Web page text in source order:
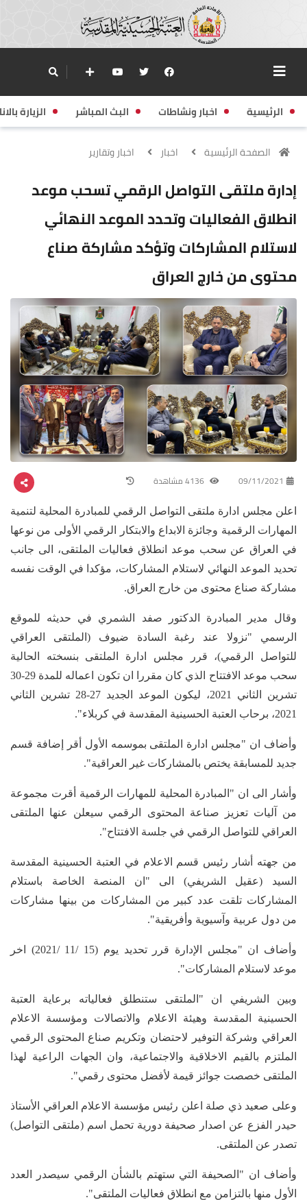
الرئيسية اخبار ونشاطات البث المباشر الزيارة
الصفحة الرئيسية اخبار اخبار وتقارير
إدارة ملتقى التواصل الرقمي تسحب موعد
انطلاق الفعاليات وتحدد الموعد النهائي
لاستلام المشاركات وتؤكد مشاركة صناع
محتوى من خارج العراق
09/11/2021
اعلن مجلس ادارة ملتقى التواصل الرقمي للمبادرة المحلية لتنمية
المهارات الرقمية وجائزة الابداع والابتكار الرقمي الأولى من نوعها
في العراق عن سحب موعد انطلاق فعاليات الملتقى، الى جانب
تحديد الموعد النهائي لاستلام المشاركات، مؤكدا في الوقت نفسه
مشاركة صناع محتوى من خارج العراق.
وقال مدير المبادرة الدكتور صفد الشمري في حديثه للموقع
الرسمي "نزولا عند رغبة السادة ضيوف (الملتقى العراقي
للتواصل الرقمي)، قرر مجلس ادارة الملتقى بنسخته الحالية
سحب موعد الافتتاح الذي كان مقررا ان تكون اعماله للمدة 29-30
تشرين الثاني 2021، ليكون الموعد الجديد 27-28 تشرين الثاني
2021، برحاب العتبة الحسينية المقدسة في كربلاء".
وأضاف ان "مجلس ادارة الملتقى بموسمه الأول أقر إضافة قسم
جديد للمسابقة يختص بالمشاركات غير العراقية".
وأشار الى ان "المبادرة المحلية للمهارات الرقمية أقرت مجموعة
من آليات تعزيز صناعة المحتوى الرقمي سيعلن عنها الملتقى
العراقي للتواصل الرقمي في جلسة الافتتاح".
من جهته أشار رئيس قسم الاعلام في العتبة الحسينية المقدسة
السيد (عقيل الشريفي) الى "ان المنصة الخاصة باستلام
المشاركات تلقت عدد كبير من المشاركات من بينها مشاركات
من دول عربية وآسيوية وأفريقية".
وأضاف ان "مجلس الإدارة قرر تحديد يوم (15 /11 /2021) اخر
موعد لاستلام المشاركات".
وبين الشريفي ان "الملتقى ستنطلق فعالياته برعاية العتبة
الحسينية المقدسة وهيئة الاعلام والاتصالات ومؤسسة الاعلام
العراقي وشركة التوفير لاحتضان وتكريم صناع المحتوى الرقمي
الملتزم بالقيم الاخلاقية والاجتماعية، وان الجهات الراعية لهذا
الملتقى خصصت جوائز قيمة لأفضل محتوى رقمي".
وعلى صعيد ذي صلة اعلن رئيس مؤسسة الاعلام العراقي الأستاذ
حيدر الفزع عن اصدار صحيفة دورية تحمل اسم (ملتقى التواصل)
تصدر عن الملتقى.
وأضاف ان "الصحيفة التي ستهتم بالشأن الرقمي سيصدر العدد
الأول منها بالتزامن مع انطلاق فعاليات الملتقى".